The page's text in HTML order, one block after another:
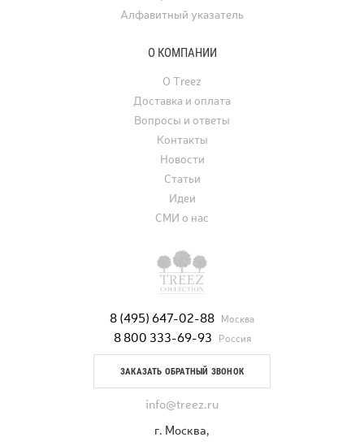
8 (495) 647-02-88 Москва
8 800 333-69-93 Россия
ЗАКАЗАТЬ ОБРАТНЫЙ ЗВОНОК
info@treez.ru
г. Москва,
Алфавитный указатель
О КОМПАНИИ
О Treez
Доставка и оплата
Вопросы и ответы
Контакты
Новости
Статьи
Идеи
СМИ о нас